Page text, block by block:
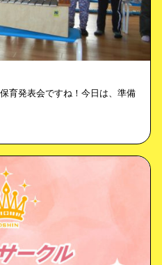
発表会ですね！今日は、準備